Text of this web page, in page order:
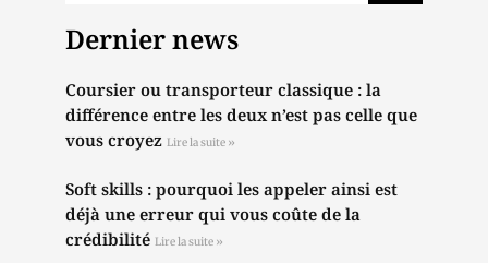
Dernier news
Coursier ou transporteur classique : la
différence entre les deux n’est pas celle que
vous croyez Lire la suite »
Soft skills : pourquoi les appeler ainsi est
déjà une erreur qui vous coûte de la
crédibilité Lire la suite »